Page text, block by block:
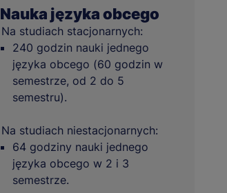
Nauka języka obcego
Na studiach stacjonarnych:
240 godzin nauki jednego
języka obcego (60 godzin w
semestrze, od 2 do 5
semestru).
Na studiach niestacjonarnych:
64 godziny nauki jednego
języka obcego w 2 i 3
semestrze.